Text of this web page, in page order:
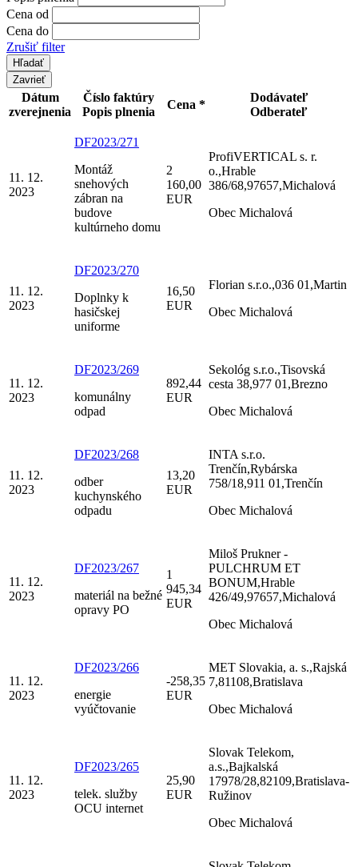
Cena od
Cena do
Zrušiť filter
Zavrieť
Dátum
zverejnenia
Číslo faktúry
Popis plnenia
Cena *
Dodávateľ
Odberateľ
11. 12.
2023
DF2023/271
Montáž
snehových
zábran na
budove
kultúrneho domu
2
160,00
EUR
ProfiVERTICAL s. r.
o.,Hrable
386/68,97657,Michalová
Obec Michalová
11. 12.
2023
DF2023/270
Doplnky k
hasičskej
uniforme
16,50
EUR
Florian s.r.o.,036 01,Martin
Obec Michalová
11. 12.
2023
DF2023/269
komunálny
odpad
892,44
EUR
Sekológ s.r.o.,Tisovská
cesta 38,977 01,Brezno
Obec Michalová
11. 12.
2023
DF2023/268
odber
kuchynského
odpadu
13,20
EUR
INTA s.r.o.
Trenčín,Rybárska
758/18,911 01,Trenčín
Obec Michalová
11. 12.
2023
DF2023/267
materiál na bežné
opravy PO
1
945,34
EUR
Miloš Prukner -
PULCHRUM ET
BONUM,Hrable
426/49,97657,Michalová
Obec Michalová
11. 12.
2023
DF2023/266
energie
vyúčtovanie
-258,35
EUR
MET Slovakia, a. s.,Rajská
7,81108,Bratislava
Obec Michalová
11. 12.
2023
DF2023/265
telek. služby
OCU internet
25,90
EUR
Slovak Telekom,
a.s.,Bajkalská
17978/28,82109,Bratislava-
Ružinov
Obec Michalová